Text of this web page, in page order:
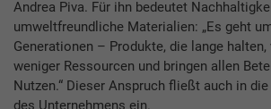
Andrea Piva. Für ihn bedeutet
umweltfreundliche Materialien: „Es geht
Generationen – Produkte, die lange halten,
weniger Ressourcen und bringen allen
Nutzen.“ Dieser Anspruch fließt auch in
des Unternehmens ein.